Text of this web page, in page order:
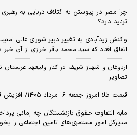
چرا مصر در پیوستن به ائتلاف دریایی به رهبری
تردید دارد؟
واکنش زیدآبادی به تغییر دبیر شورای عالی
اتفاق افتاد که سید محمد باقر خرازی از آن خبر
اردوغان و شهباز شریف در کنار ولیعهد
تصاویر
قیمت طلا امروز جمعه ۱۶ مرداد ۱۴۰۵/ افزایش قیمت طلا
مابه التفاوت حقوق بازنشستگان چه زمانی
مدیرکل امور مستمری‌های تامین اجتماعی را